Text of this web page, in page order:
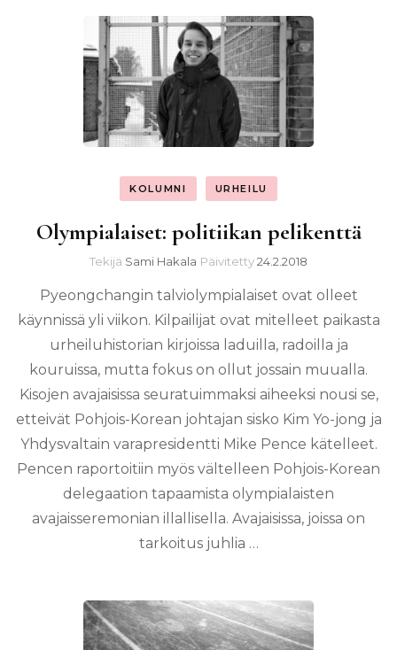
KOLUMNI URHEILU
Olympialaiset: politiikan pelikenttä
Tekijä Sami Hakala Päivitetty24.2.2018
Pyeongchangin talviolympialaiset ovat olleet
käynnissä yli viikon. Kilpailijat ovat mitelleet paikasta
urheiluhistorian kirjoissa laduilla, radoilla ja
kouruissa, mutta fokus on ollut jossain muualla.
Kisojen avajaisissa seuratuimmaksi aiheeksi nousi se,
etteivät Pohjois-Korean johtajan sisko Kim Yo-jong ja
Yhdysvaltain varapresidentti Mike Pence kätelleet.
Pencen raportoitiin myös vältelleen Pohjois-Korean
delegaation tapaamista olympialaisten
avajaisseremonian illallisella. Avajaisissa, joissa on
tarkoitus juhlia …